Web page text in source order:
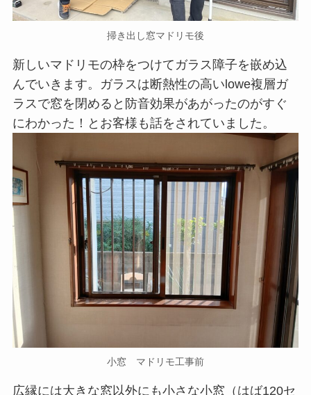
掃き出し窓マドリモ後
新しいマドリモの枠をつけてガラス障子を嵌め込
んでいきます。ガラスは断熱性の高いlowe複層ガ
ラスで窓を閉めると防音効果があがったのがすぐ
にわかった！とお客様も話をされていました。
小窓 マドリモ工事前
広縁には大きな窓以外にも小さな小窓（はば120セ